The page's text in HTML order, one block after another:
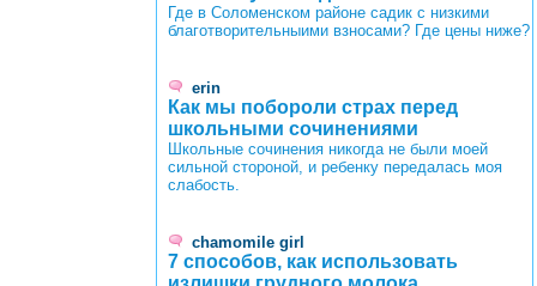
Где в Соломенском районе садик с низкими
благотворительныими взносами? Где цены ниже?
erin
Как мы побороли страх перед
школьными сочинениями
Школьные сочинения никогда не были моей
сильной стороной, и ребенку передалась моя
слабость.
chamomile girl
7 способов, как использовать